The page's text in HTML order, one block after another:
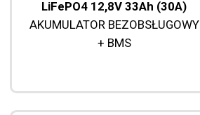
LiFePO4 12,8V 33Ah (30A)
AKUMULATOR BEZOBSŁUGOWY
+ BMS